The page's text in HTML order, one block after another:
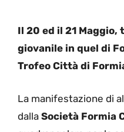
Il 20 ed il 21
giovanile in quel di
Trofeo Città di
La manifestazione di
dalla Società Formia